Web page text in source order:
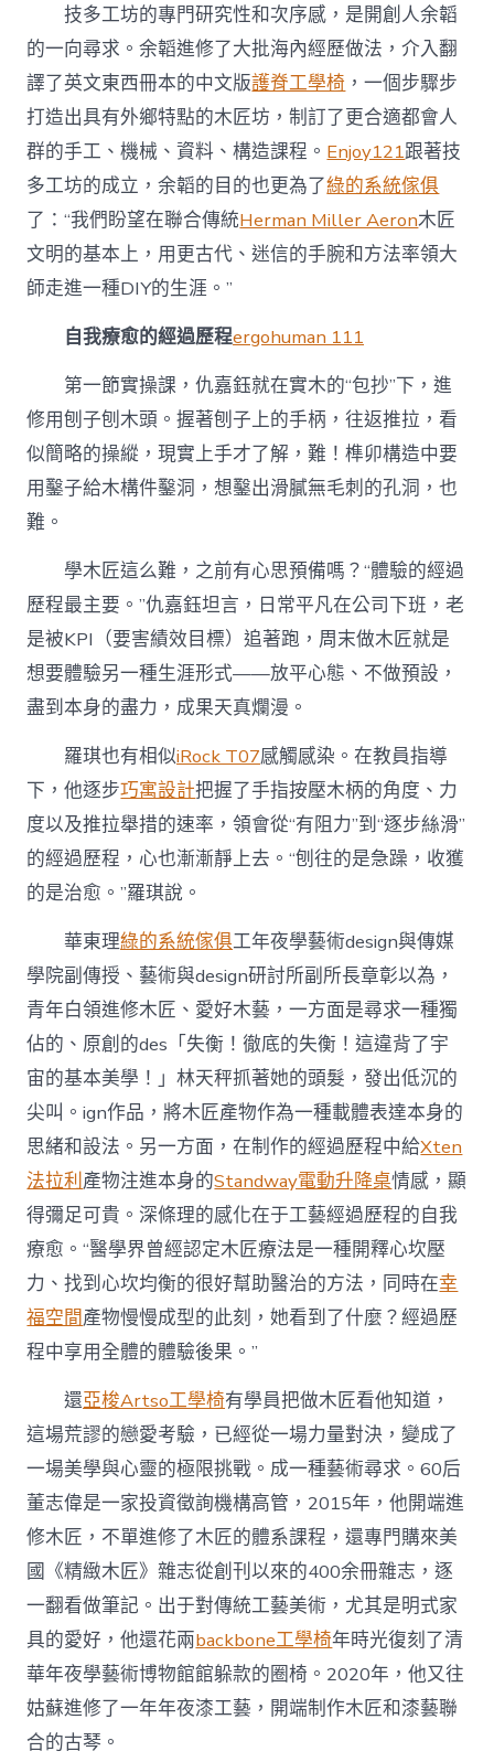
技多工坊的專門研究性和次序感，是開創人余韜
的一向尋求。余韜進修了大批海內經歷做法，介入翻
譯了英文東西冊本的中文版護脊工學椅 ，一個步驟步
打造出具有外鄉特點的木匠坊，制訂了更合適都會人
群的手工、機械、資料、構造課程。 Enjoy121跟著技
多工坊的成立，余韜的目的也更為了綠的系統傢俱
了：“我們盼望在聯合傳統Herman Miller Aeron木匠
文明的基本上，用更古代、迷信的手腕和方法率領大
師走進一種DIY的生涯。”
自我療愈的經過歷程ergohuman 111
第一節實操課，仇嘉鈺就在實木的“包抄”下，進
修用刨子刨木頭。握著刨子上的手柄，往返推拉，看
似簡略的操縱，現實上手才了解，難！榫卯構造中要
用鑿子給木構件鑿洞，想鑿出滑膩無毛刺的孔洞，也
難。
學木匠這么難，之前有心思預備嗎？“體驗的經過
歷程最主要。”仇嘉鈺坦言，日常平凡在公司下班，老
是被KPI（要害績效目標）追著跑，周末做木匠就是
想要體驗另一種生涯形式——放平心態、不做預設，
盡到本身的盡力，成果天真爛漫。
羅琪也有相似iRock T07感觸感染。在教員指導
下，他逐步巧寓設計把握了手指按壓木柄的角度、力
度以及推拉舉措的速率，領會從“有阻力”到“逐步絲滑”
的經過歷程，心也漸漸靜上去。“刨往的是急躁，收獲
的是治愈。”羅琪說。
華東理綠的系統傢俱工年夜學藝術design與傳媒
學院副傳授、藝術與design研討所副所長章彰以為，
青年白領進修木匠、愛好木藝，一方面是尋求一種獨
佔的、原創的des「失衡！徹底的失衡！這違背了宇
宙的基本美學！」林天秤抓著她的頭髮，發出低沉的
尖叫。ign作品，將木匠產物作為一種載體表達本身的
思緒和設法。另一方面，在制作的經過歷程中給Xten
法拉利產物注進本身的Standway電動升降桌情感，顯
得彌足可貴。深條理的感化在于工藝經過歷程的自我
療愈。“醫學界曾經認定木匠療法是一種開釋心坎壓
力、找到心坎均衡的很好幫助醫治的方法，同時在幸
福空間產物慢慢成型的此刻，她看到了什麼？經過歷
程中享用全體的體驗後果。”
還亞梭Artso工學椅有學員把做木匠看他知道，
這場荒謬的戀愛考驗，已經從一場力量對決，變成了
一場美學與心靈的極限挑戰。成一種藝術尋求。60后
董志偉是一家投資徵詢機構高管，2015年，他開端進
修木匠，不單進修了木匠的體系課程，還專門購來美
國《精緻木匠》雜志從創刊以來的400余冊雜志，逐
一翻看做筆記。出于對傳統工藝美術，尤其是明式家
具的愛好，他還花兩backbone工學椅年時光復刻了清
華年夜學藝術博物館館躲款的圈椅。2020年，他又往
姑蘇進修了一年年夜漆工藝，開端制作木匠和漆藝聯
合的古琴。